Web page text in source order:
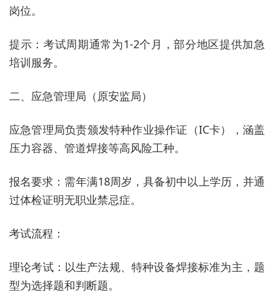
岗位。
提示：考试周期通常为1-2个月，部分地区提供加急
培训服务。
二、应急管理局（原安监局）
应急管理局负责颁发特种作业操作证（IC卡），涵盖
压力容器、管道焊接等高风险工种。
报名要求：需年满18周岁，具备初中以上学历，并通
过体检证明无职业禁忌症。
考试流程：
理论考试：以生产法规、特种设备焊接标准为主，题
型为选择题和判断题。